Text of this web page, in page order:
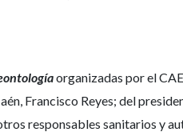
organizadas por el
Francisco Reyes; del
responsables sanitarios y